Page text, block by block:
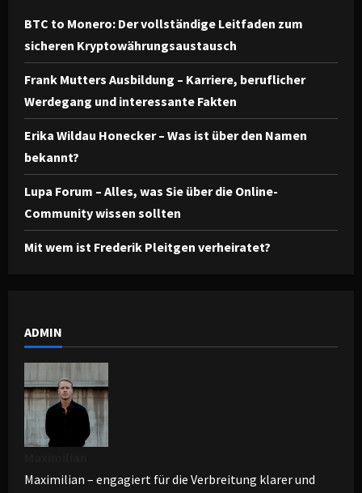
BTC to Monero: Der vollständige Leitfaden zum
sicheren Kryptowährungsaustausch
Frank Mutters Ausbildung – Karriere, beruflicher
Werdegang und interessante Fakten
Erika Wildau Honecker – Was ist über den Namen
bekannt?
Lupa Forum – Alles, was Sie über die Online-
Community wissen sollten
Mit wem ist Frederik Pleitgen verheiratet?
ADMIN
Maximilian – engagiert für die Verbreitung klarer und